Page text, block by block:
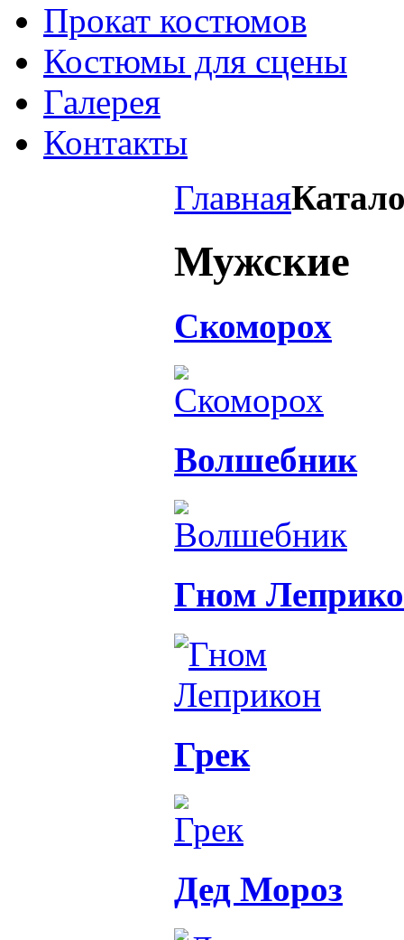
Прокат костюмов
Костюмы для сцены
Галерея
Контакты
Главная
Мужские
Скоморох
Волшебник
Гном
Грек
Дед Мороз